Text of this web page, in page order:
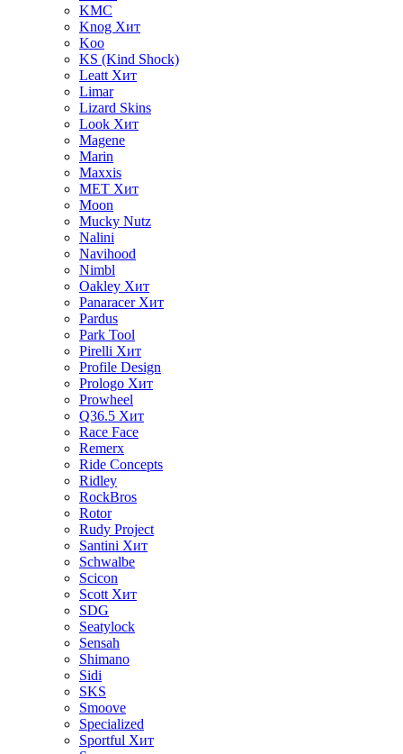
KMC
Knog Хит
Koo
KS (Kind Shock)
Leatt Хит
Limar
Lizard Skins
Look Хит
Magene
Marin
Maxxis
MET Хит
Moon
Mucky Nutz
Nalini
Navihood
Nimbl
Oakley Хит
Panaracer Хит
Pardus
Park Tool
Pirelli Хит
Profile Design
Prologo Хит
Prowheel
Q36.5 Хит
Race Face
Remerx
Ride Concepts
Ridley
RockBros
Rotor
Rudy Project
Santini Хит
Schwalbe
Scicon
Scott Хит
SDG
Seatylock
Sensah
Shimano
Sidi
SKS
Smoove
Specialized
Sportful Хит